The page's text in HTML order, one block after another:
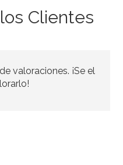
Clientes
valoraciones. ¡Se el